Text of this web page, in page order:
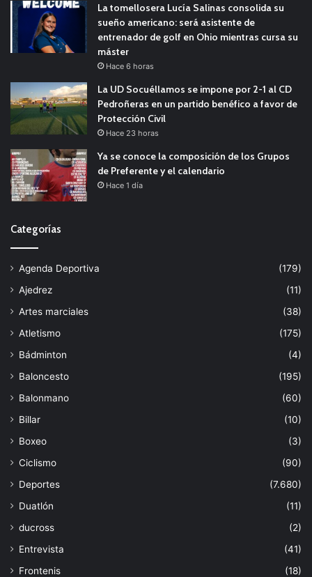
La tomellosera Lucía Salinas consolida su
sueño americano: será asistente de
entrenador de golf en Ohio mientras cursa su
máster
Hace 6 horas
La UD Socuéllamos se impone por 2-1 al CD
Pedroñeras en un partido benéfico a favor de
Protección Civil
Hace 23 horas
Ya se conoce la composición de los Grupos
de Preferente y el calendario
Hace 1 día
Categorías
Agenda Deportiva
(179)
Ajedrez
(11)
Artes marciales
(38)
Atletismo
(175)
Bádminton
(4)
Baloncesto
(195)
Balonmano
(60)
Billar
(10)
Boxeo
(3)
Ciclismo
(90)
Deportes
(7.680)
Duatlón
(11)
ducross
(2)
Entrevista
(41)
Frontenis
(18)